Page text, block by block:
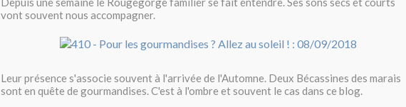
vont souvent nous accompagner.
Leur présence s'associe souvent à l'arrivée de l'Automne. Deux Bécassines des marais
sont en quête de gourmandises. C'est à l'ombre et souvent le cas dans ce blog.